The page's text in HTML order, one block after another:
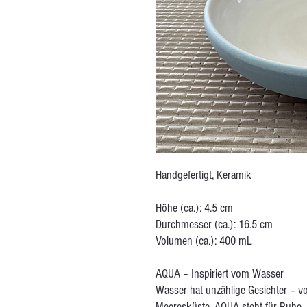
Handgefertigt, Keramik
Höhe (ca.): 4.5 cm
Durchmesser (ca.): 16.5 cm
Volumen (ca.): 400 mL
AQUA – Inspiriert vom Wasser
Wasser hat unzählige Gesichter –